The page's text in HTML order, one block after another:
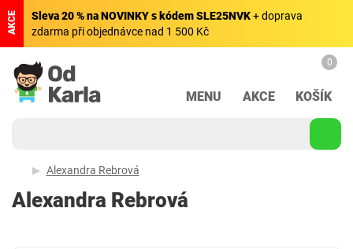
AKCE Sleva 20 % na NOVINKY s kódem SLE25NVK+ doprava
zdarma při objednávce nad 1 500 Kč
MENU AKCE
0
KOŠÍK
Alexandra Rebrová
Alexandra Rebrová